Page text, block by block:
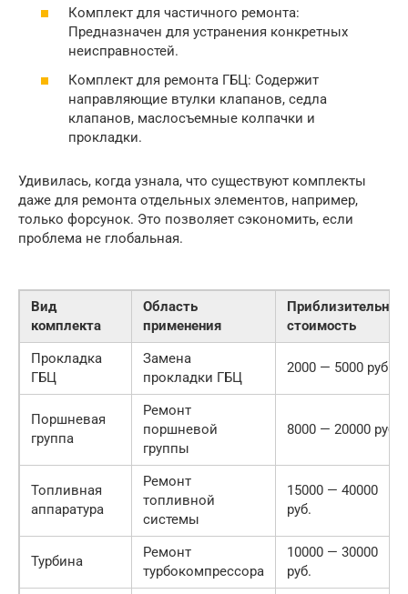
Комплект для частичного ремонта:
Предназначен для устранения конкретных
неисправностей.
Комплект для ремонта ГБЦ: Содержит
направляющие втулки клапанов, седла
клапанов, маслосъемные колпачки и
прокладки.
Удивилась, когда узнала, что существуют комплекты
даже для ремонта отдельных элементов, например,
только форсунок. Это позволяет сэкономить, если
проблема не глобальная.
Вид
комплекта
Область
применения
Приблизительная
стоимость
Прокладка
ГБЦ
Замена
прокладки ГБЦ
2000 — 5000 руб.
Поршневая
группа
Ремонт
поршневой
группы
8000 — 20000 руб.
Топливная
аппаратура
Ремонт
топливной
системы
15000 — 40000
руб.
Турбина
Ремонт
турбокомпрессора
10000 — 30000
руб.